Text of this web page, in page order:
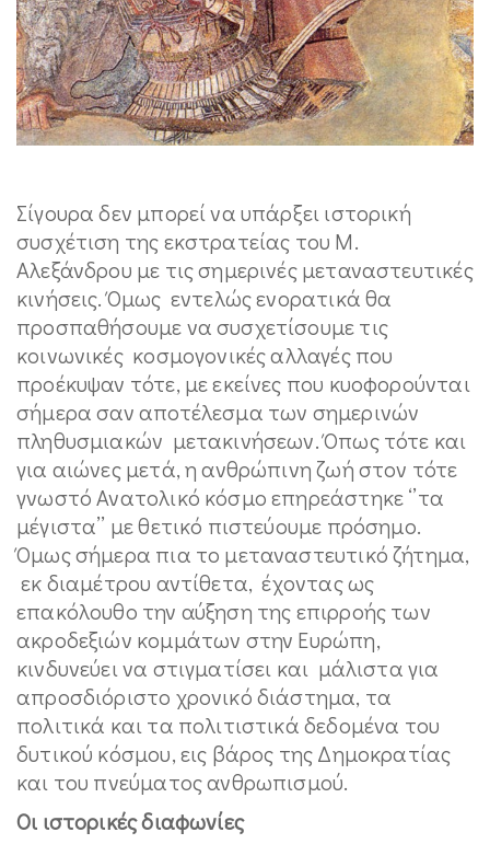
Σίγουρα δεν μπορεί να υπάρξει ιστορική
συσχέτιση της εκστρατείας του Μ.
Αλεξάνδρου με τις σημερινές μεταναστευτικές
κινήσεις. Όμως εντελώς ενορατικά θα
προσπαθήσουμε να συσχετίσουμε τις
κοινωνικές κοσμογονικές αλλαγές που
προέκυψαν τότε, με εκείνες που κυοφορούνται
σήμερα σαν αποτέλεσμα των σημερινών
πληθυσμιακών μετακινήσεων. Όπως τότε και
για αιώνες μετά, η ανθρώπινη ζωή στον τότε
γνωστό Ανατολικό κόσμο επηρεάστηκε ‘’τα
μέγιστα’’ με θετικό πιστεύουμε πρόσημο.
Όμως σήμερα πια το μεταναστευτικό ζήτημα,
εκ διαμέτρου αντίθετα, έχοντας ως
επακόλουθο την αύξηση της επιρροής των
ακροδεξιών κομμάτων στην Ευρώπη,
κινδυνεύει να στιγματίσει και μάλιστα για
απροσδιόριστο χρονικό διάστημα, τα
πολιτικά και τα πολιτιστικά δεδομένα του
δυτικού κόσμου, εις βάρος της Δημοκρατίας
και του πνεύματος ανθρωπισμού.
Οι ιστορικές διαφωνίες